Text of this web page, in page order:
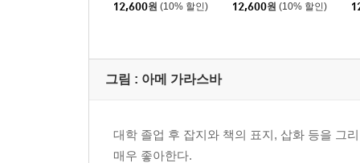
등장인물
1. 버려진 강아지들
3. 수상한 농장
4. 불타는 동물 보호소
12,600원 (10% 할인) 12,600원 (10% 할인)
그림 : 아메 가라스바
대학 졸업 후 잡지와 책의 표지, 삽화 등을 그
매우 좋아한다.